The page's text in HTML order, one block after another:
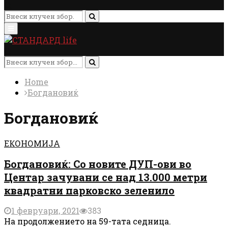
Search
for:
Search
Menu
Search
for:
Search
Home
Богдановиќ
Богдановиќ
ЕКОНОМИЈА
Богдановиќ: Со новите ДУП-ови во
Центар зачувани се над 13.000 метри
квадратни парковско зеленило
1 февруари, 2021
383
На продолжението на 59-тата седница.